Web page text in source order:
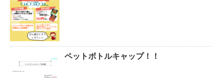
ペットボトルキャップ！！